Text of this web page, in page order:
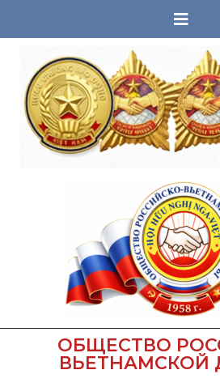
ОБЩЕСТВО
ВЬЕТНАМСКОЙ